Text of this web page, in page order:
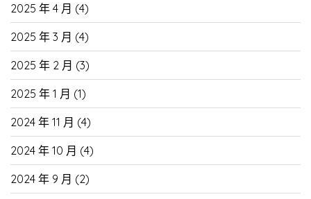
2025 年 4 月 (4)
2025 年 3 月 (4)
2025 年 2 月 (3)
2025 年 1 月 (1)
2024 年 11 月 (4)
2024 年 10 月 (4)
2024 年 9 月 (2)